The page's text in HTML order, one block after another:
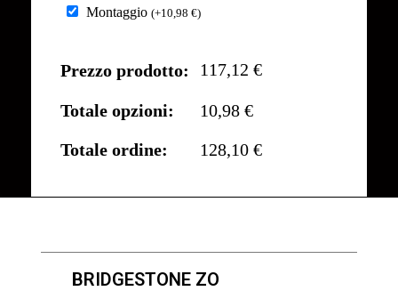
Montaggio (+10,98 €)
Prezzo prodotto: 117,12 €
Totale opzioni:
10,98 €
Totale ordine:
128,10 €
BRIDGESTONE ZO